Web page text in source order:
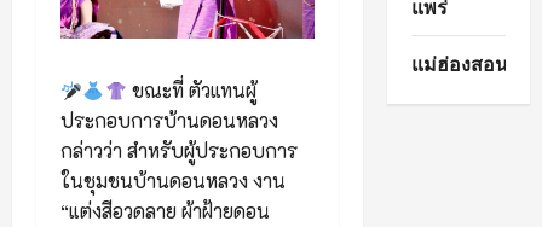
ขณะที่ ตัวแทนผู้
ประกอบการบ้านดอนหลวง
กล่าวว่า สำหรับผู้ประกอบการ
ในชุมชนบ้านดอนหลวง งาน
“แต่งสีอวดลาย ผ้าฝ้ายดอน
แพร่
แม่ฮ่องสอน